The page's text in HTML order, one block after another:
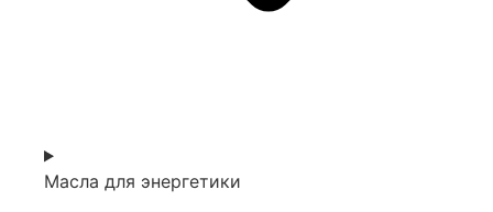
Масла для энергетики